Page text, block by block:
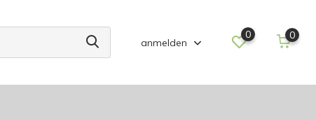
anmelden
0 0